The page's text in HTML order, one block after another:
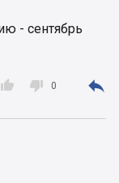
- сентябрь
  0 